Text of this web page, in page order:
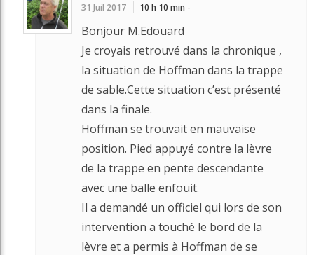
31 Juil 2017 10 h 10 min -
Bonjour M.Edouard
Je croyais retrouvé dans la chronique ,
la situation de Hoffman dans la trappe
de sable.Cette situation c’est présenté
dans la finale.
Hoffman se trouvait en mauvaise
position. Pied appuyé contre la lèvre
de la trappe en pente descendante
avec une balle enfouit.
Il a demandé un officiel qui lors de son
intervention a touché le bord de la
lèvre et a permis à Hoffman de se